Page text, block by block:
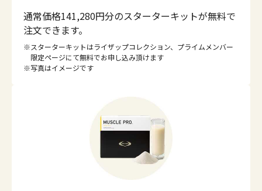
通常価格141,280円分のスターターキットが無料で
注文できます。
スターターキットはライザップコレクション、プライムメンバー
限定ページにて無料でお申し込み頂けます
写真はイメージです